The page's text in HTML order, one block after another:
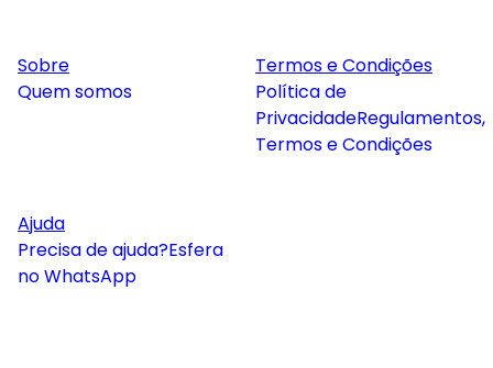
Sobre
Quem somos
Termos e Condições
Política de
PrivacidadeRegulamentos,
Termos e Condições
Ajuda
Precisa de ajuda?Esfera
no WhatsApp